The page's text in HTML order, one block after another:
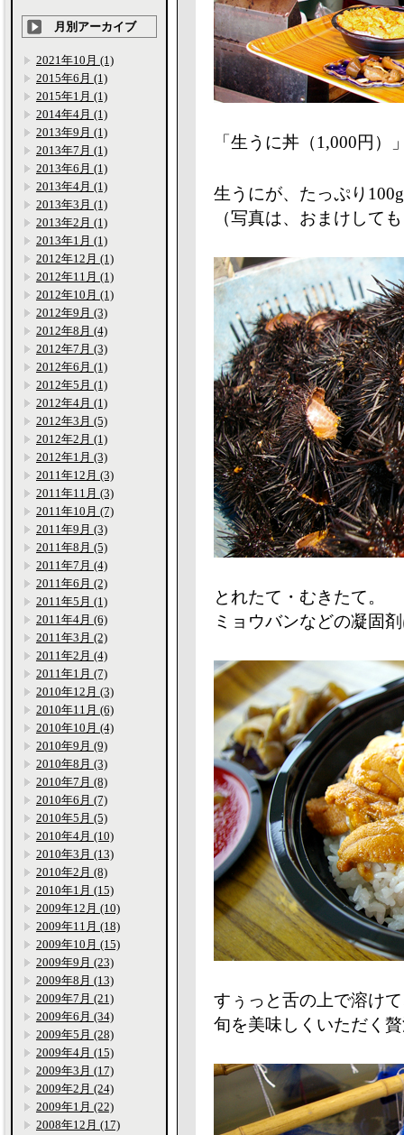
「生うに丼（1,000円）
生うにが、たっぷり
（写真は、おまけして
とれたて・むきたて。
ミョウバンなどの凝固
すぅっと舌の上で溶け
旬を美味しくいただく
月別アーカイブ
2021年10月 (1)
2015年6月 (1)
2015年1月 (1)
2014年4月 (1)
2013年9月 (1)
2013年7月 (1)
2013年6月 (1)
2013年4月 (1)
2013年3月 (1)
2013年2月 (1)
2013年1月 (1)
2012年12月 (1)
2012年11月 (1)
2012年10月 (1)
2012年9月 (3)
2012年8月 (4)
2012年7月 (3)
2012年6月 (1)
2012年5月 (1)
2012年4月 (1)
2012年3月 (5)
2012年2月 (1)
2012年1月 (3)
2011年12月 (3)
2011年11月 (3)
2011年10月 (7)
2011年9月 (3)
2011年8月 (5)
2011年7月 (4)
2011年6月 (2)
2011年5月 (1)
2011年4月 (6)
2011年3月 (2)
2011年2月 (4)
2011年1月 (7)
2010年12月 (3)
2010年11月 (6)
2010年10月 (4)
2010年9月 (9)
2010年8月 (3)
2010年7月 (8)
2010年6月 (7)
2010年5月 (5)
2010年4月 (10)
2010年3月 (13)
2010年2月 (8)
2010年1月 (15)
2009年12月 (10)
2009年11月 (18)
2009年10月 (15)
2009年9月 (23)
2009年8月 (13)
2009年7月 (21)
2009年6月 (34)
2009年5月 (28)
2009年4月 (15)
2009年3月 (17)
2009年2月 (24)
2009年1月 (22)
2008年12月 (17)